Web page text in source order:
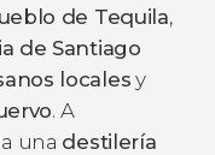
de Tequila,
de Santiago
locales y
. A
una destilería